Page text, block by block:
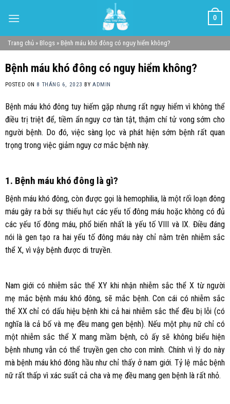
0
Trang chủ » Blogs » Bệnh máu khó đông có nguy hiểm không?
Bệnh máu khó đông có nguy hiểm không?
POSTED ON 8 THÁNG 6, 2023 BYADMIN
Bệnh máu khó đông tuy hiếm gặp nhưng rất nguy hiểm vì không thể
điều trị triệt để, tiềm ẩn nguy cơ tàn tật, thậm chí tử vong sớm cho
người bệnh. Do đó, việc sàng lọc và phát hiện sớm bệnh rất quan
trọng trong việc giảm nguy cơ mắc bệnh này.
1. Bệnh máu khó đông là gì?
Bệnh máu khó đông, còn được gọi là hemophilia, là một rối loạn đông
máu gây ra bởi sự thiếu hụt các yếu tố đông máu hoặc không có đủ
các yếu tố đông máu, phổ biến nhất là yếu tố VIII và IX. Điều đáng
nói là gen tạo ra hai yếu tố đông máu này chỉ nằm trên nhiễm sắc
thể X, vì vậy bệnh được di truyền.
Nam giới có nhiễm sắc thể XY khi nhận nhiễm sắc thể X từ người
mẹ mắc bệnh máu khó đông, sẽ mắc bệnh. Con cái có nhiễm sắc
thể XX chỉ có dấu hiệu bệnh khi cả hai nhiễm sắc thể đều bị lỗi (có
nghĩa là cả bố và mẹ đều mang gen bệnh). Nếu một phụ nữ chỉ có
một nhiễm sắc thể X mang mầm bệnh, cô ấy sẽ không biểu hiện
bệnh nhưng vẫn có thể truyền gen cho con mình. Chính vì lý do này
mà bệnh máu khó đông hầu như chỉ thấy ở nam giới. Tỷ lệ mắc bệnh
nữ rất thấp vì xác suất cả cha và mẹ đều mang gen bệnh là rất nhỏ.